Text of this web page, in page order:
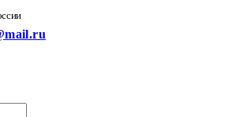
399 11 22 | 8(905)367-58-58